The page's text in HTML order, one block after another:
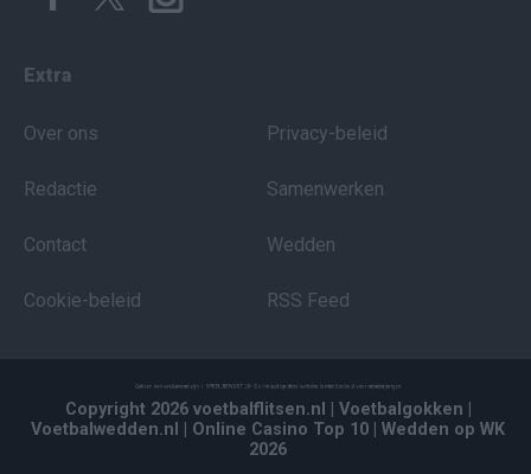
Extra
Over ons
Redactie
Contact
Cookie-beleid
Privacy-beleid
Samenwerken
Wedden
RSS Feed
Copyright 2026 voetbalflitsen.nl | Voetbalgokken
Voetbalwedden.nl
| Online Casino Top 10 | Wedden op WK
2026